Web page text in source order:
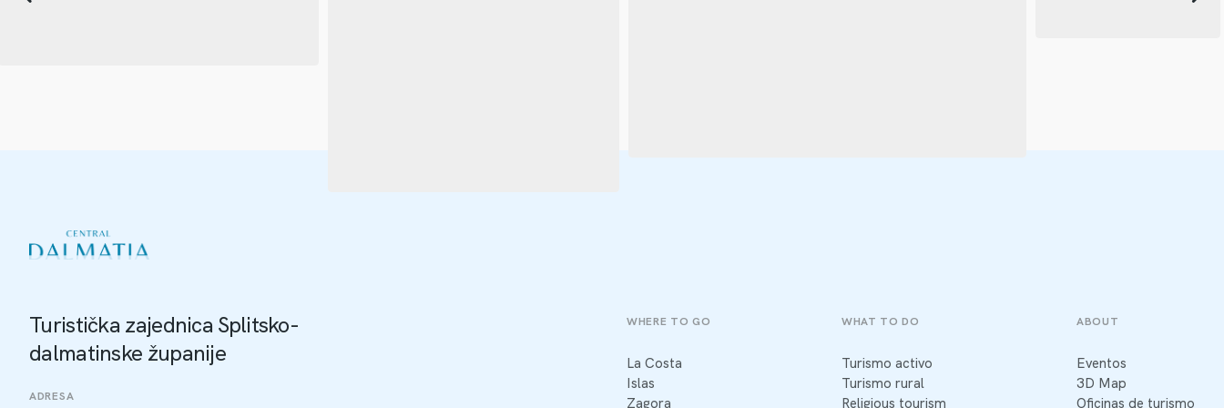
Turistička zajednica Splitsko-
dalmatinske županije
ADRESA
WHERE TO GO
La Costa
Islas
Zagora
WHAT TO DO
Turismo activo
Turismo rural
Religious tourism
ABOUT
Eventos
3D Map
Oficinas de turismo